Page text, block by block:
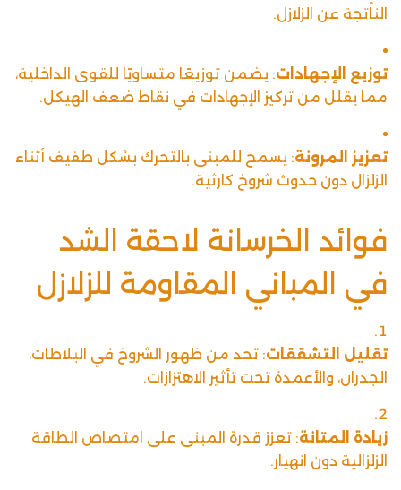
الناتجة عن الزلازل.
توزيع الإجهادات: يضمن توزيعًا متساويًا للقوى الداخلية،
مما يقلل من تركيز الإجهادات في نقاط ضعف الهيكل.
تعزيز المرونة: يسمح للمبنى بالتحرك بشكل طفيف أثناء
الزلزال دون حدوث شروخ كارثية.
فوائد الخرسانة لاحقة الشد
في المباني المقاومة للزلازل
تقليل التشققات: تحد من ظهور الشروخ في البلاطات،
الجدران، والأعمدة تحت تأثير الاهتزازات.
زيادة المتانة: تعزز قدرة المبنى على امتصاص الطاقة
الزلزالية دون انهيار.